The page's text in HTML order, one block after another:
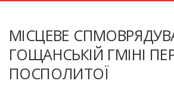
МІСЦЕВЕ
ГОЩАНСЬКІЙ ГМІНІ
ПОСПОЛИТОЇ